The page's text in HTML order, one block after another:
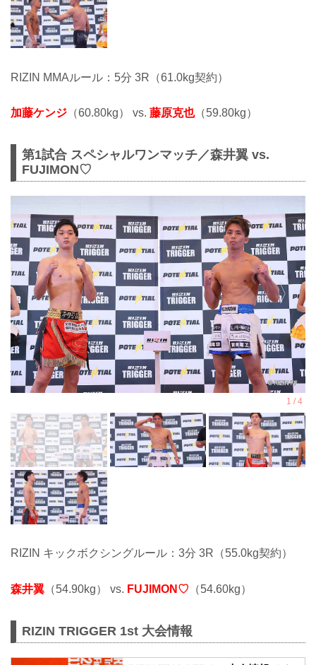
RIZIN MMAルール：5分 3R（61.0kg契約）
加藤ケンジ （60.80kg） vs. 藤原克也（59.80kg）
第1試合 スペシャルワンマッチ／森井翼 vs.
FUJIMON♡
RIZIN キックボクシングルール：3分 3R（55.0kg契約）
森井翼 （54.90kg） vs. FUJIMON♡ （54.60kg）
RIZIN TRIGGER 1st 大会情報